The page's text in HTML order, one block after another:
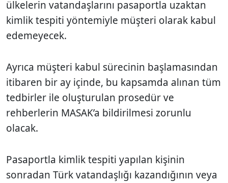
ülkelerin vatandaşlarını pasaportla uzaktan
kimlik tespiti yöntemiyle müşteri olarak kabul
edemeyecek.
Ayrıca müşteri kabul sürecinin başlamasından
itibaren bir ay içinde, bu kapsamda alınan tüm
tedbirler ile oluşturulan prosedür ve
rehberlerin MASAK’a bildirilmesi zorunlu
olacak.
Pasaportla kimlik tespiti yapılan kişinin
sonradan Türk vatandaşlığı kazandığının veya